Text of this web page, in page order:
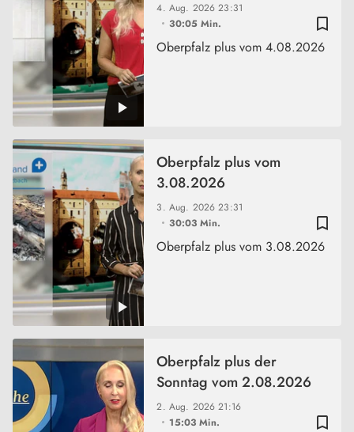
bookmark_border
4. Aug. 202623:31
30:05 Min.
Oberpfalz plus vom 4.08.2026
bookmark_border
3. Aug. 202623:31
30:03 Min.
Oberpfalz plus vom
3.08.2026
Oberpfalz plus vom 3.08.2026
bookmark_border
2. Aug. 202621:16
15:03 Min.
Oberpfalz plus der
Sonntag vom 2.08.2026